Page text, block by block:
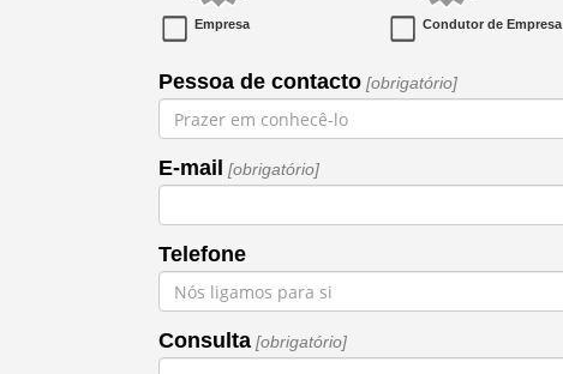
Empresa Condutor de Empresa
Pessoa de contacto [obrigatório]
E-mail [obrigatório]
Telefone
Consulta [obrigatório]